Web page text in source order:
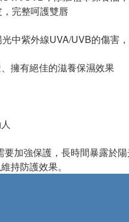
完整呵護雙唇
中紫外線UVA/UVB的傷害
擁有絕佳的滋養保濕效果
加強保護，長時間暴露於陽
持防護效果。